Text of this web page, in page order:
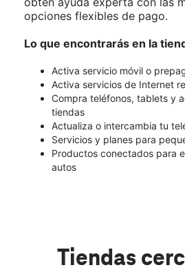
opciones flexibles de pago.
Lo que encontrarás en la
Activa servicio móvil o
Activa servicios de Internet
Compra teléfonos, tablets y
tiendas
Actualiza o intercambia tu
Servicios y planes para
Productos conectados para
autos
Tiendas